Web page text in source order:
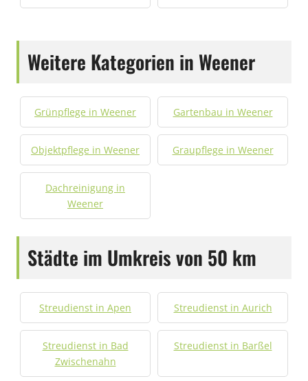
Weitere Kategorien in Weener
Grünpflege in Weener Gartenbau in Weener
Objektpflege in Weener Graupflege in Weener
Dachreinigung in
Weener
Städte im Umkreis von 50 km
Streudienst in Apen Streudienst in Aurich
Streudienst in Bad
Zwischenahn
Streudienst in Barßel